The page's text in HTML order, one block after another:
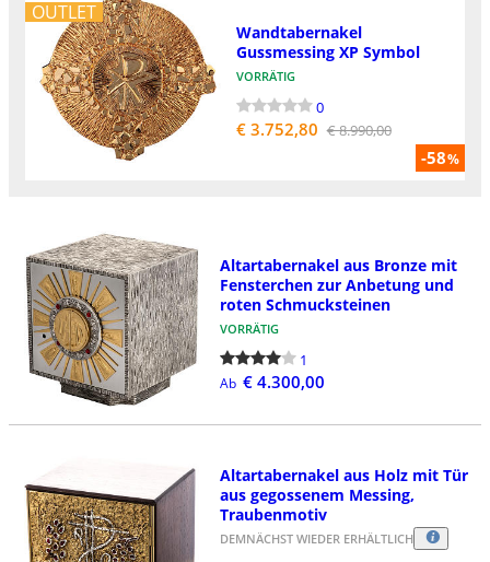
OUTLET
-58%
Wandtabernakel
Gussmessing XP Symbol
VORRÄTIG
0
€ 3.752,80 € 8.990,00
Altartabernakel aus Bronze mit
Fensterchen zur Anbetung und
roten Schmucksteinen
VORRÄTIG
1
Ab € 4.300,00
Altartabernakel aus Holz mit Tür
aus gegossenem Messing,
Traubenmotiv
DEMNÄCHST WIEDER ERHÄLTLICH